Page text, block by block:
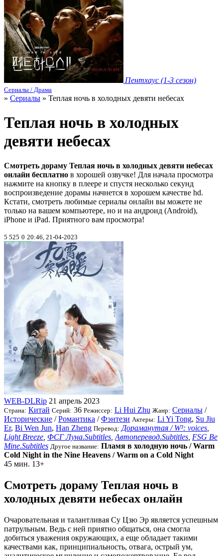
Пентхаус (1-3 сезон)
Сериалы / Драма
» Сериалы » Теплая ночь в холодных девяти небесах
Теплая ночь в холодных
девяти небесах
Смотреть дораму Теплая ночь в холодных девяти небесах
онлайн бесплатно в хорошей озвучке! Для начала просмотра
нажмите на кнопку в плеере и спустя несколько секунд
воспроизведение дорамы начнется в хорошем качестве hd.
Кстати, смотреть любимые сериалы онлайн вы можете не
только на вашем компьютере, но и на андроид (Android),
iPhone и iPad. Приятного вам просмотра!
5 525 0 20:46, 21-04-2023
WEB-DLRip 21 апрель 2023
Страна: Китай Серий: 36 Режиссер: Li Hui Zhu Жанр: Сериалы /
Исторические /Романтика /Фэнтези Актеры: Li Yi Tong, Su Jiu
Er, Bi Wen Jun, Han Zheng Перевод: Дораманутая / W³: voices
Light Breeze ФСГ Луна.Subtitles Автоперевод.Subtitles FSG Be
Mine.Subtitles Другое название: Пламя в холодную ночь / Warm
Cold Night in the Nine Heavens / Warm on a Cold Night
45 мин. 13+
Смотреть дораму Теплая ночь в
холодных девяти небесах онлайн
Очаровательная и талантливая Су Цзю Эр является успешным
патрульным. Ведь с ней приятно общаться, она смогла
добиться уважения окружающих, а еще обладает такими
качествами как, принципиальность, отвага, острый ум,